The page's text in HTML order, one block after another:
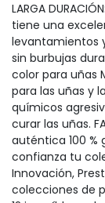
LARGA
tiene una
levantamientos
sin burbujas
color para uñas
para las uñas y
químicos
curar las uñas.
auténtica 100 %
confianza tu
Innovación,
colecciones de